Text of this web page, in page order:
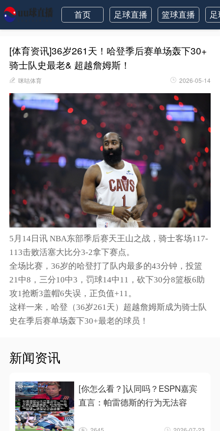
首页 足球直播 篮球直播
[体育资讯]36岁261天！哈登季后赛单场轰下30+
骑士队史最老& 超越詹姆斯！
咪咕体育 2026-05-14
5月14日讯NBA东部季后赛天王山之战，骑士客场117-
113击败活塞大比分3-2拿下赛点。
全场比赛，36岁的哈登打了队内最多的43分钟，投篮
21中8，三分10中3，罚球14中11，砍下30分8篮板6助
攻1抢断3盖帽6失误，正负值+11。
这样一来，哈登（36岁261天）超越詹姆斯成为骑士队
史在季后赛单场轰下30+最老的球员！
新闻资讯
[你怎么看？]认同吗？ESPN嘉宾
直言：帕雷德斯的行为无法容